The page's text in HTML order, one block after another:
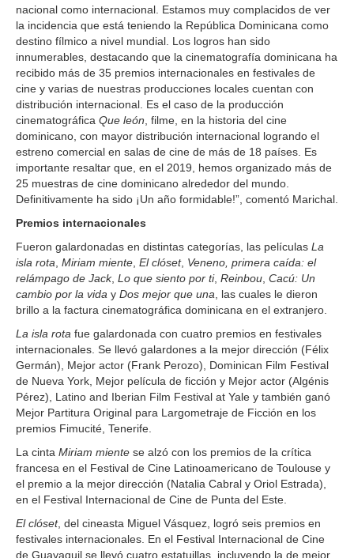
nacional como internacional. Estamos muy complacidos de ver
la incidencia que está teniendo la República Dominicana como
destino fílmico a nivel mundial. Los logros han sido
innumerables, destacando que la cinematografía dominicana ha
recibido más de 35 premios internacionales en festivales de
cine y varias de nuestras producciones locales cuentan con
distribución internacional. Es el caso de la producción
cinematográfica Que león, filme, en la historia del cine
dominicano, con mayor distribución internacional logrando el
estreno comercial en salas de cine de más de 18 países. Es
importante resaltar que, en el 2019, hemos organizado más de
25 muestras de cine dominicano alrededor del mundo.
Definitivamente ha sido ¡Un año formidable!”, comentó Marichal.
Premios internacionales
Fueron galardonadas en distintas categorías, las películas La
isla rota, Miriam miente, El clóset, Veneno, primera caída: el
relámpago de Jack, Lo que siento por ti, Reinbou, Cacú: Un
cambio por la vida y Dos mejor que una, las cuales le dieron
brillo a la factura cinematográfica dominicana en el extranjero.
La isla rota fue galardonada con cuatro premios en festivales
internacionales. Se llevó galardones a la mejor dirección (Félix
Germán), Mejor actor (Frank Perozo), Dominican Film Festival
de Nueva York, Mejor película de ficción y Mejor actor (Algénis
Pérez), Latino and Iberian Film Festival at Yale y también ganó
Mejor Partitura Original para Largometraje de Ficción en los
premios Fimucité, Tenerife.
La cinta Miriam miente se alzó con los premios de la crítica
francesa en el Festival de Cine Latinoamericano de Toulouse y
el premio a la mejor dirección (Natalia Cabral y Oriol Estrada),
en el Festival Internacional de Cine de Punta del Este.
El clóset, del cineasta Miguel Vásquez, logró seis premios en
festivales internacionales. En el Festival Internacional de Cine
de Guayaquil se llevó cuatro estatuillas, incluyendo la de mejor